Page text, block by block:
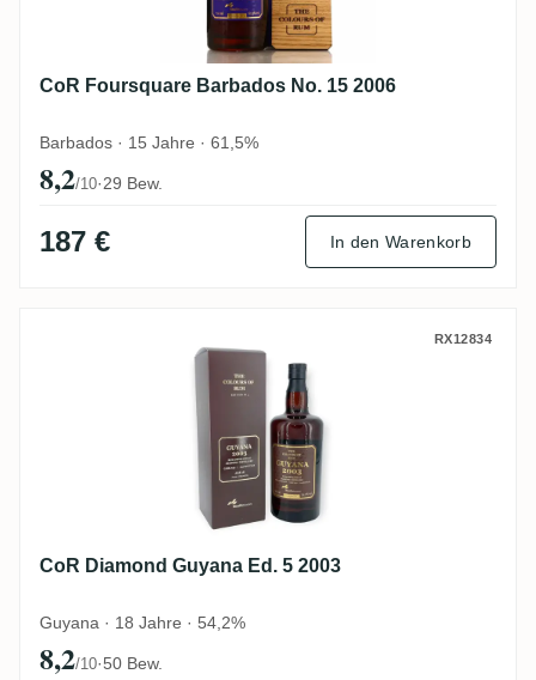
CoR Foursquare Barbados No. 15 2006
Barbados · 15 Jahre · 61,5%
8,2/10·29 Bew.
187 € In den Warenkorb
CoR Diamond Guyana Ed. 5 2003 RX12834
CoR Diamond Guyana Ed. 5 2003
Guyana · 18 Jahre · 54,2%
8,2/10·50 Bew.